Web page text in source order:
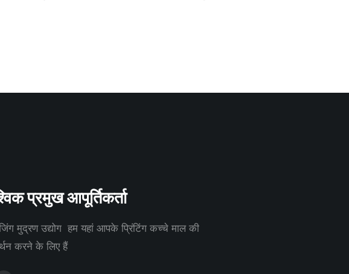
प्रमुख आपूर्तिकर्ता
मुद्रण उद्योग हम यहां आपके प्रिंटिंग कच्चे माल की
करने के लिए हैं